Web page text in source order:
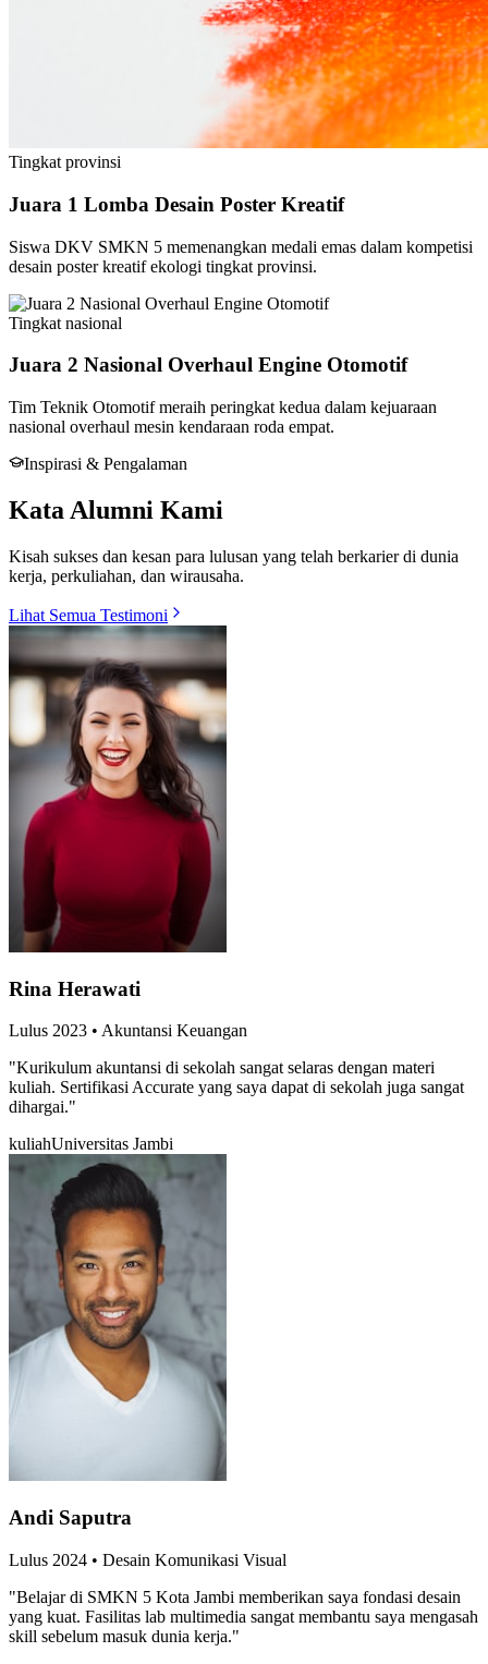
Tingkat provinsi
Juara 1 Lomba Desain Poster Kreatif
Siswa DKV SMKN 5 memenangkan medali emas dalam kompetisi
desain poster kreatif ekologi tingkat provinsi.
Tingkat nasional
Juara 2 Nasional Overhaul Engine Otomotif
Tim Teknik Otomotif meraih peringkat kedua dalam kejuaraan
nasional overhaul mesin kendaraan roda empat.
Inspirasi & Pengalaman
Kata Alumni Kami
Kisah sukses dan kesan para lulusan yang telah berkarier di dunia
kerja, perkuliahan, dan wirausaha.
Lihat Semua Testimoni
Rina Herawati
Lulus 2023 • Akuntansi Keuangan
"Kurikulum akuntansi di sekolah sangat selaras dengan materi
kuliah. Sertifikasi Accurate yang saya dapat di sekolah juga sangat
dihargai."
kuliahUniversitas Jambi
Andi Saputra
Lulus 2024 • Desain Komunikasi Visual
"Belajar di SMKN 5 Kota Jambi memberikan saya fondasi desain
yang kuat. Fasilitas lab multimedia sangat membantu saya mengasah
skill sebelum masuk dunia kerja."